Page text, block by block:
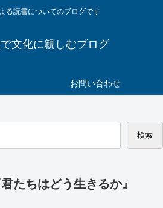
る読書についてのブログです
文化に親しむブログ
お問い合わせ
検索
たちはどう生きるか』